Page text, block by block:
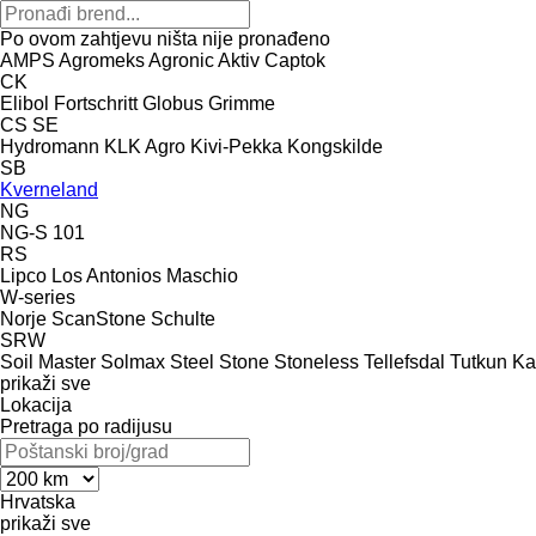
Po ovom zahtjevu ništa nije pronađeno
AMPS AgromeksAgronicAktiv Captok
CK
Elibol Fortschritt Globus Grimme
CS SE
Hydromann KLK Agro Kivi-Pekka Kongskilde
SB
Kverneland
NG
NG-S 101
RS
Lipco Los Antonios Maschio
W-series
Norje ScanStone Schulte
SRW
Soil Master Solmax Steel Stone Stoneless Tellefsdal Tutkun
prikaži sve
Lokacija
Pretraga po radijusu
Hrvatska
prikaži sve